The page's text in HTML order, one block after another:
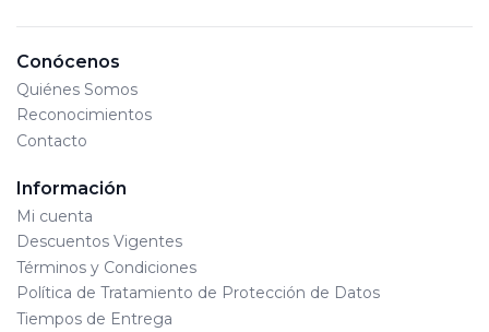
Conócenos
Quiénes Somos
Reconocimientos
Contacto
Información
Mi cuenta
Descuentos Vigentes
Términos y Condiciones
Política de Tratamiento de Protección de Datos
Tiempos de Entrega